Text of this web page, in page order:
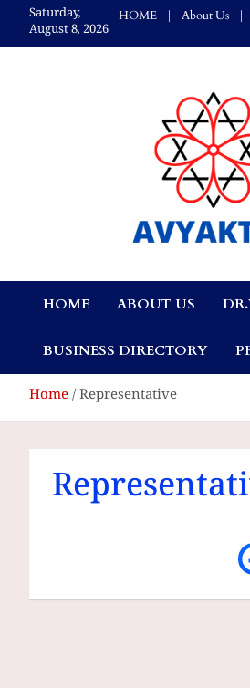
content
Saturday,
August 8, 2026
HOME About Us
Avyaktha
HOME ABOUT US
BUSINESS DIRECTORY
Home Representative